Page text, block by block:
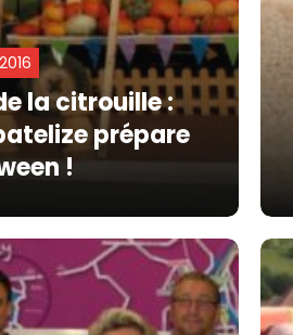
la citrouille :
prépare
!